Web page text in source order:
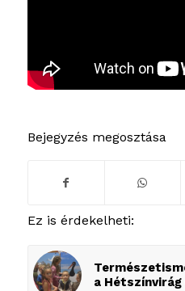
Bejegyzés megosztása
Ez is érdekelheti:
a Hétszínvirág